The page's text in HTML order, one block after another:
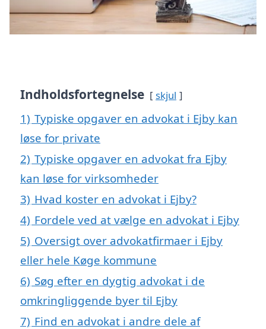
Indholdsfortegnelse skjul
1) Typiske opgaver en advokat i Ejby kan
løse for private
2) Typiske opgaver en advokat fra Ejby
kan løse for virksomheder
3) Hvad koster en advokat i Ejby?
4) Fordele ved at vælge en advokat i Ejby
5) Oversigt over advokatfirmaer i Ejby
eller hele Køge kommune
6) Søg efter en dygtig advokat i de
omkringliggende byer til Ejby
7) Find en advokat i andre dele af